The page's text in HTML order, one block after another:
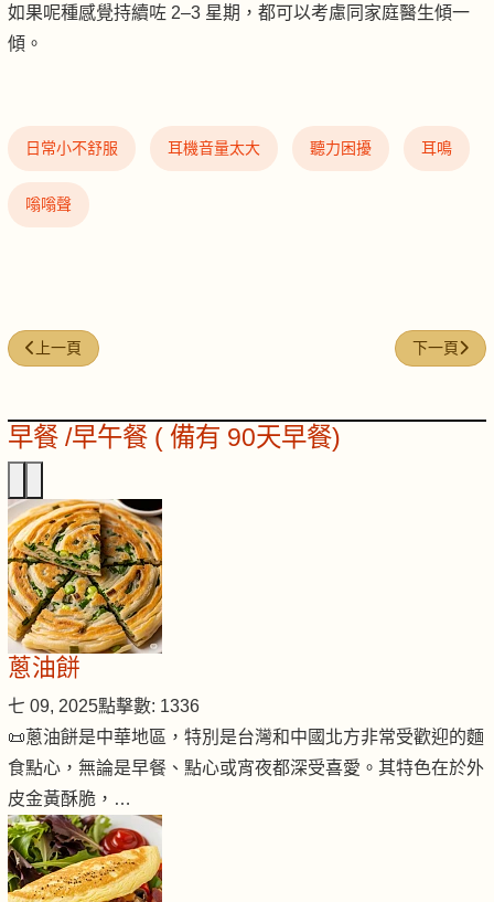
如果呢種感覺持續咗 2–3 星期，都可以考慮同家庭醫生傾一
傾。
日常小不舒服 耳機音量太大 聽力困擾 耳鳴
嗡嗡聲
上一篇文章: NFW-33｜手腳笨拙／成日打翻嘢
上一頁 下一篇文章
下一頁
早餐 /早午餐 ( 備有 90天早餐)
蔥油餅
七 09, 2025點擊數: 1336
📜蔥油餅是中華地區，特別是台灣和中國北方非常受歡迎的麵
食點心，無論是早餐、點心或宵夜都深受喜愛。其特色在於外
皮金黃酥脆，…